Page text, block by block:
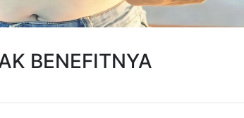
BENEFITNYA